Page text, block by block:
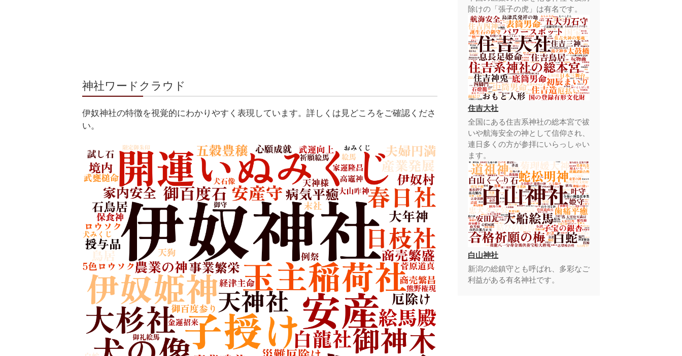
神社ワードクラウド
伊奴神社の特徴を視覚的にわかりやすく表現しています。詳しくは見どころをご確認くださ
い。
除けの「張子の虎」は有名です。
住吉大社
全国にある住吉系神社の総本宮で祓
いや航海安全の神として信仰され、
連日多くの方が参拝にいらっしゃい
ます。
白山神社
新潟の総鎮守とも呼ばれ、多彩なご
利益がある有名神社です。